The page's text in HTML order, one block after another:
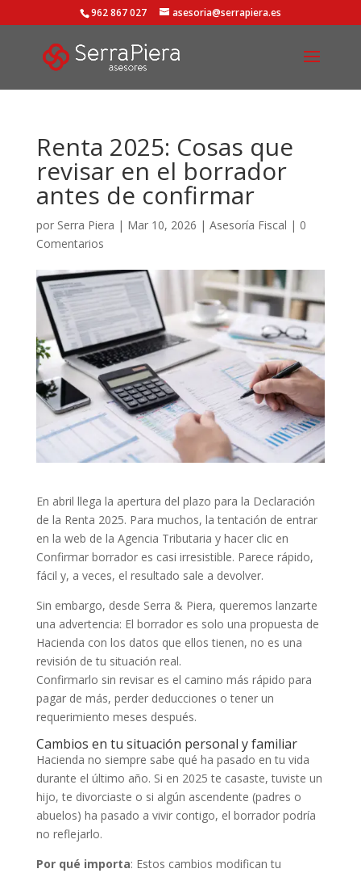
962 867 027 asesoria@serrapiera.es
Renta 2025: Cosas que
revisar en el borrador
antes de confirmar
por Serra Piera | Mar 10, 2026 | Asesoría Fiscal | 0
Comentarios
En abril llega la apertura del plazo para la Declaración
de la Renta 2025. Para muchos, la tentación de entrar
en la web de la Agencia Tributaria y hacer clic en
Confirmar borrador es casi irresistible. Parece rápido,
fácil y, a veces, el resultado sale a devolver.
Sin embargo, desde Serra & Piera, queremos lanzarte
una advertencia: El borrador es solo una propuesta de
Hacienda con los datos que ellos tienen, no es una
revisión de tu situación real.
Confirmarlo sin revisar es el camino más rápido para
pagar de más, perder deducciones o tener un
requerimiento meses después.
Cambios en tu situación personal y familiar
Hacienda no siempre sabe qué ha pasado en tu vida
durante el último año. Si en 2025 te casaste, tuviste un
hijo, te divorciaste o si algún ascendente (padres o
abuelos) ha pasado a vivir contigo, el borrador podría
no reflejarlo.
Por qué importa: Estos cambios modifican tu